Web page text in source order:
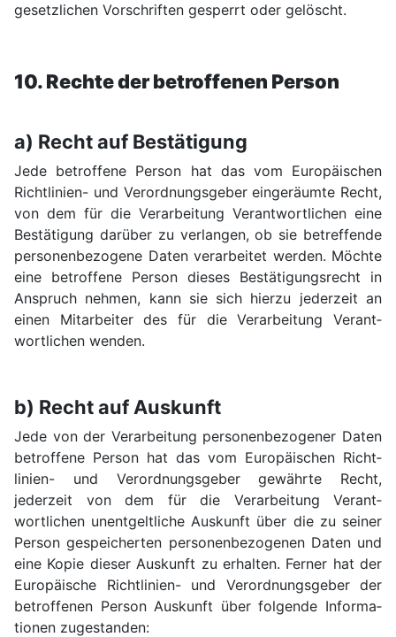
gesetz­lichen Vorschriften gesperrt oder gelöscht.
10. Rechte der betroffenen Person
a) Recht auf Bestätigung
Jede betroffene Person hat das vom Euro­päischen
Richt­linien- und Verordnungs­geber einge­räumte Recht,
von dem für die Verarbei­tung Verant­wortlichen eine
Bestä­tigung darüber zu ver­langen, ob sie betreffende
personen­bezogene Daten verar­beitet werden. Möchte
eine betroffene Person dieses Bestäti­gungsrecht in
Anspruch nehmen, kann sie sich hierzu jederzeit an
einen Mitar­beiter des für die Verarbei­tung Verant­
wortlichen wenden.
b) Recht auf Auskunft
Jede von der Verarbei­tung personen­bezogener Daten
betroffene Person hat das vom Euro­päischen Richt­
linien- und Verordnungs­geber gewährte Recht,
jederzeit von dem für die Verarbei­tung Verant­
wortlichen un­ent­gelt­liche Auskunft über die zu seiner
Person gespeicherten personen­bezogenen Daten und
eine Kopie dieser Auskunft zu erhalten. Ferner hat der
Euro­päische Richt­linien- und Verordnungs­geber der
betroffenen Person Auskunft über folgende In­for­ma­
tio­nen zuge­standen: